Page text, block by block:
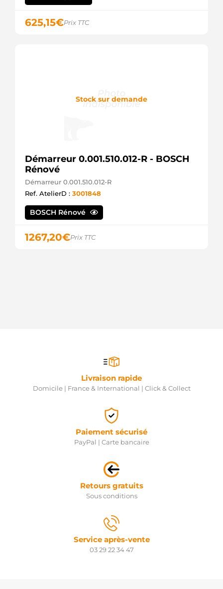
625,15€Prix TTC
Stock sur demande
Démarreur 0.001.510.012-R - BOSCH
Rénové
Démarreur 0.001.510.012-R
Ref. AtelierD : 3001848
BOSCH Rénové
1267,20€Prix TTC
Livraison rapide
Domicile | France & International | Click & Collect
Paiement sécurisé
PayPal | Carte bancaire
Retours gratuits
Sous conditions
Service après-vente
03 29 22 34 47